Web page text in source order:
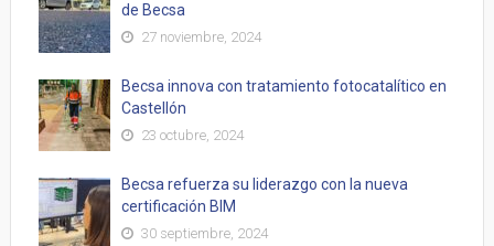
de Becsa
27 noviembre, 2024
Becsa innova con tratamiento fotocatalítico en
Castellón
23 octubre, 2024
Becsa refuerza su liderazgo con la nueva
certificación BIM
30 septiembre, 2024